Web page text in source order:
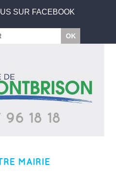
SUR FACEBOOK